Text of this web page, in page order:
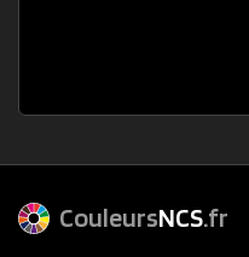
CouleursNCS.fr